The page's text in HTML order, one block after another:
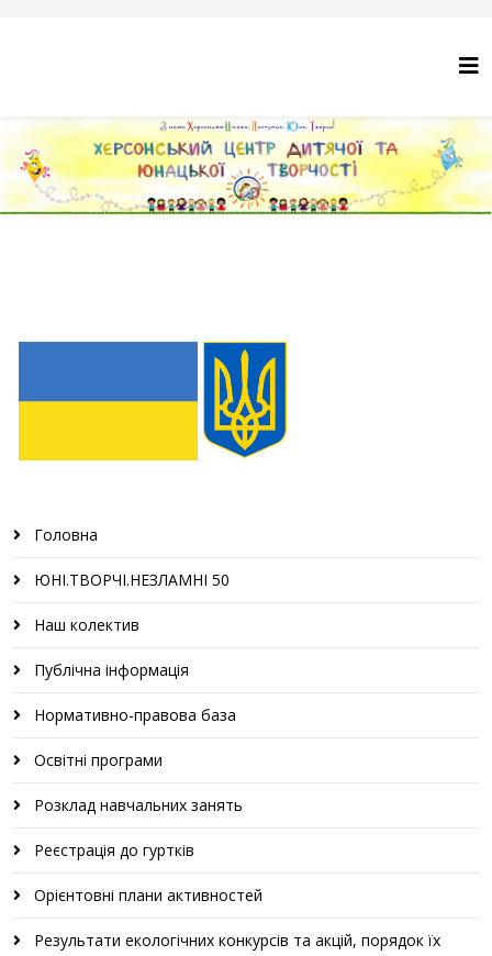
Головна
ЮНІ.ТВОРЧІ.НЕЗЛАМНІ 50
Наш колектив
Публічна інформація
Нормативно-правова база
Освітні програми
Розклад навчальних занять
Реєстрація до гуртків
Орієнтовні плани активностей
Результати екологічних конкурсів та акцій, порядок їх